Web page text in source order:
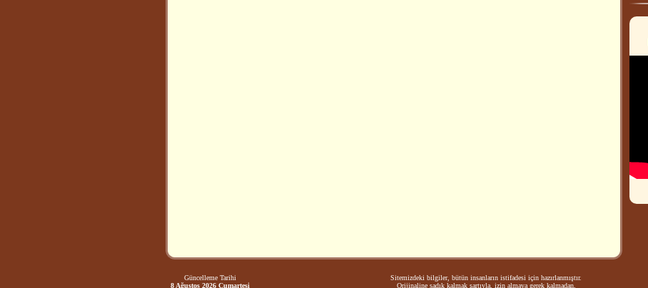
Güncelleme Tarihi
8 Ağustos 2026 Cumartesi
Sitemizdeki bilgiler, bütün insanların istifadesi için hazırlanmıştır.
Orijinaline sadık kalmak şartıyla, izin almaya gerek kalmadan,